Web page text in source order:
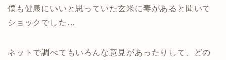
僕も健康にいいと思っていた玄米に毒があると聞いて
ショックでした…
ネットで調べてもいろんな意見があったりして、どの